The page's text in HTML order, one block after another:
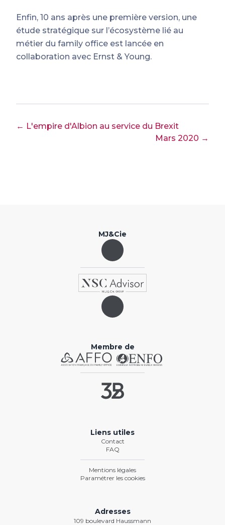
Enfin, 10 ans après une première version, une
étude stratégique sur l’écosystème lié au
métier du family office est lancée en
collaboration avec Ernst & Young.
← L'empire d'Albion au service du Brexit
Mars 2020 →
MJ&Cie
Membre de
Liens utiles
Contact
FAQ
Mentions légales
Paramétrer les cookies
Adresses
109 boulevard Haussmann